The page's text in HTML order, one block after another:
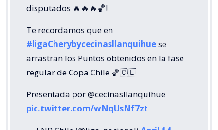
disputados 🔥🔥🔥🏀!
Te recordamos que en
#ligaCherybycecinasllanquihuese
arrastran los Puntos obtenidos en la fase
regular de Copa Chile 🏀🇨🇱
Presentada por @cecinasllanquihue
pic.twitter.com/wNqUsNf7zt